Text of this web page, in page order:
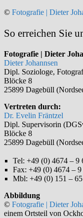
© Fotografie | Dieter
So erreichen Sie
Fotografie | Dieter
Dieter Johannsen
Dipl. Soziologe,
Blöcke 8
25899 Dagebüll
Vertreten durch:
Dr. Evelin Fräntzel
Dipl. Supervisorin
Blöcke 8
25899 Dagebüll
Tel: +49 (0) 4674 – 9
Fax: +49 (0) 4674 –
Mbl: +49 (0) 151 –
Abbildung
© Fotografie | Dieter
einem Ortsteil von